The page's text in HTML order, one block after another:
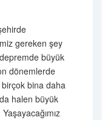
gereken şey
büyük
dönemlerde
birçok bina daha
halen büyük